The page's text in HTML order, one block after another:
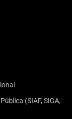
(SIAF, SIGA,